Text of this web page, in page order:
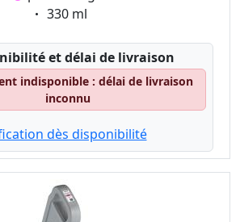
Eigenschaft:
330 ml
et délai de livraison
indisponible : délai de livraison
inconnu
dès disponibilité